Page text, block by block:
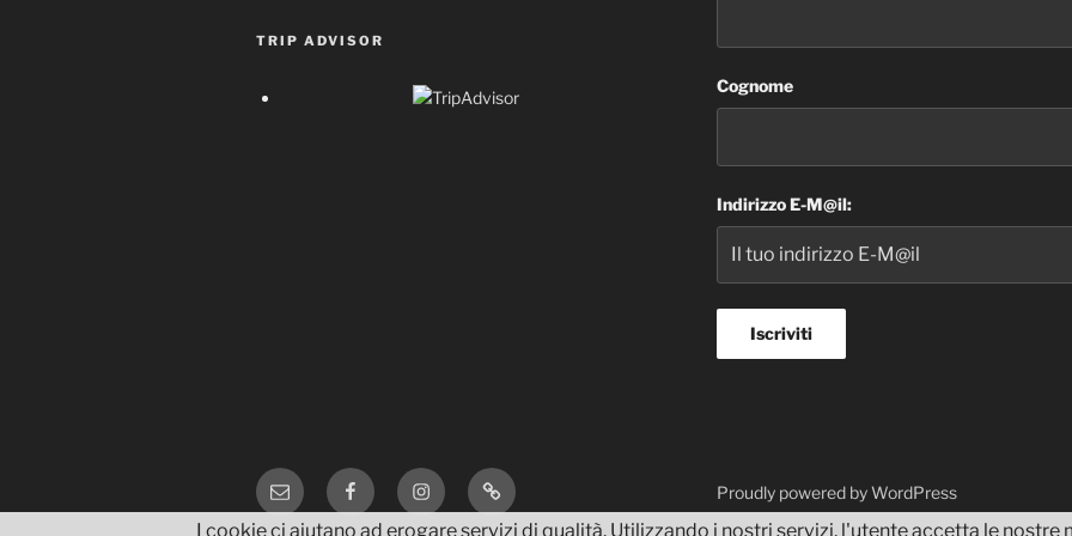
TRIP ADVISOR
Cognome
Indirizzo E-M@il:
Email FacebookInstagramTripAdvisor Proudly powered by WordPress
I cookie ci aiutano ad erogare servizi di qualità. Utilizzando i nostri servizi, l'utente accetta le nostre